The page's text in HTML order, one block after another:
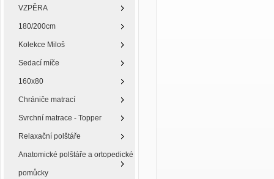
VZPĚRA
180/200cm
Kolekce Miloš
Sedací míče
160x80
Chrániče matrací
Svrchní matrace - Topper
Relaxační polštáře
Anatomické polštáře a ortopedické
pomůcky